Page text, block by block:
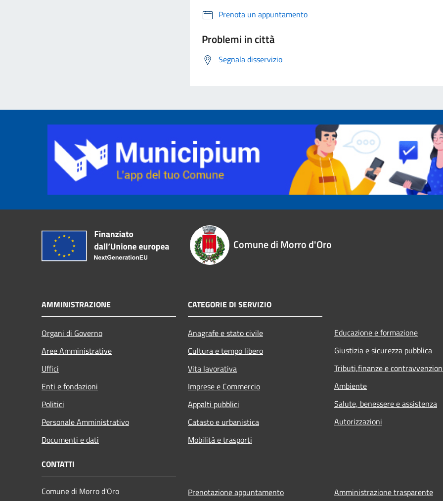
Prenota un appuntamento
Problemi in città
Segnala disservizio
Comune di Morro d'Oro
AMMINISTRAZIONE
Organi di Governo
Aree Amministrative
Uffici
Enti e fondazioni
Politici
Personale Amministrativo
Documenti e dati
CATEGORIE DI SERVIZIO
Anagrafe e stato civile
Cultura e tempo libero
Vita lavorativa
Imprese e Commercio
Appalti pubblici
Catasto e urbanistica
Mobilità e trasporti
Educazione e formazione
Giustizia e sicurezza pubblica
Tributi,finanze e
Ambiente
Salute, benessere e assistenza
Autorizzazioni
CONTATTI
Comune di Morro d'Oro
Prenotazione appuntamento Amministrazione trasparente